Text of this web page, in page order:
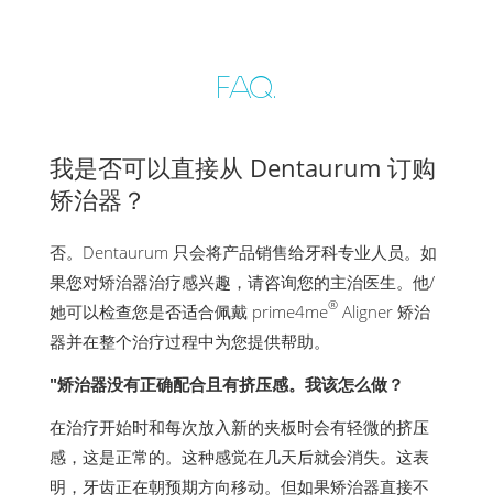
FAQ.
我是否可以直接从 Dentaurum 订购
矫治器？
否。Dentaurum 只会将产品销售给牙科专业人员。如
果您对矫治器治疗感兴趣，请咨询您的主治医生。他/
她可以检查您是否适合佩戴 prime4me® Aligner 矫治
器并在整个治疗过程中为您提供帮助。
"矫治器没有正确配合且有挤压感。我该怎么做？
在治疗开始时和每次放入新的夹板时会有轻微的挤压
感，这是正常的。这种感觉在几天后就会消失。这表
明，牙齿正在朝预期方向移动。但如果矫治器直接不